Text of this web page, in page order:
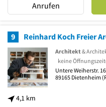
Anrufen
9 Reinhard Koch Freier
4,1 km
Architekt&
keine
Untere Weiherstr. 16
89165 Dietenheim